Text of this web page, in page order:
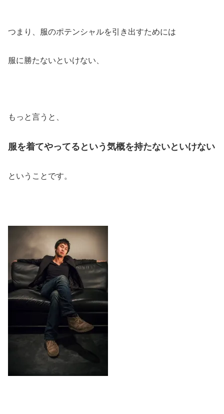
つまり、服のポテンシャルを引き出すためには
服に勝たないといけない、
もっと言うと、
服を着てやってるという気概を持たないといけない
ということです。